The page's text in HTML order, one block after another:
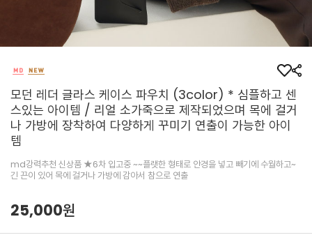
모던 레더 글라스 케이스 파우치 (3color) * 심플하고 센
스있는 아이템 / 리얼 소가죽으로 제작되었으며 목에 걸거
나 가방에 장착하여 다양하게 꾸미기 연출이 가능한 아이
템
md강력추천 신상품 ★6차 입고중 ~~플랫한 형태로 안경을 넣고 빼기에 수월하고~
긴 끈이 있어 목에 걸거나 가방에 감아서 참으로 연출
25,000원